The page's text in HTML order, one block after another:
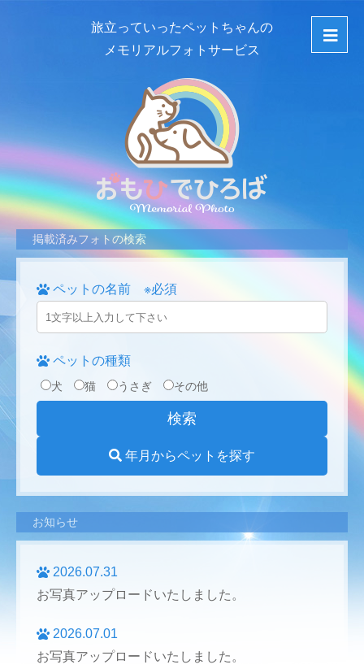
旅立っていったペットちゃんの
メモリアルフォトサービス
掲載済みフォトの検索
ペットの名前 ※必須
ペットの種類
犬 猫 うさぎ その他
年月からペットを探す
お知らせ
2026.07.31
お写真アップロードいたしました。
2026.07.01
お写真アップロードいたしました。